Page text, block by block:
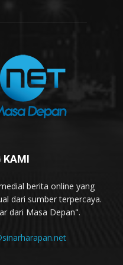
KAMI
berita online yang
dari sumber terpercaya.
dari Masa Depan".